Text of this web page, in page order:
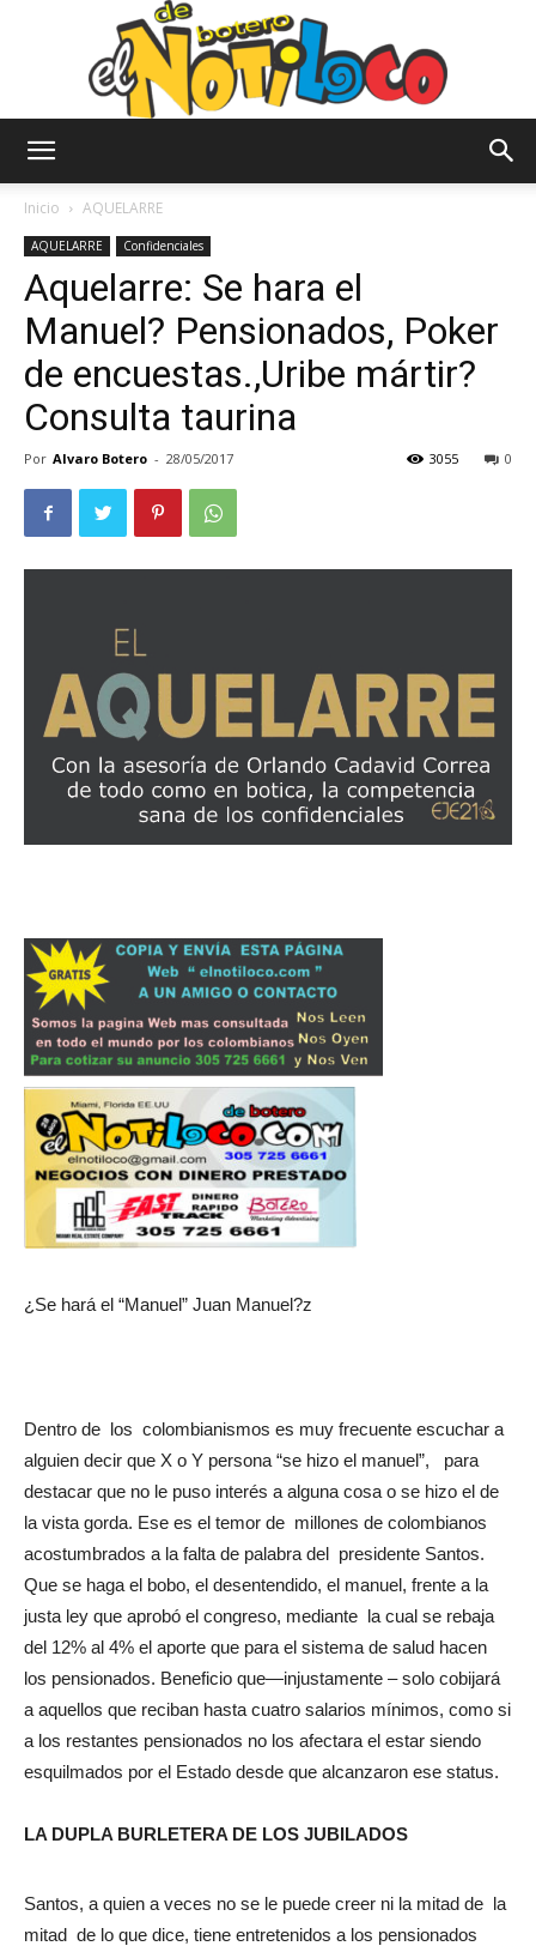
Notiloco
de
Inicio AQUELARRE
AQUELARRE Confidenciales
Aquelarre: Se hara el
Manuel? Pensionados, Poker
de encuestas.,Uribe mártir?
Consulta taurina
Por Alvaro Botero - 28/05/2017 0
3055
¿Se hará el “Manuel” Juan Manuel?z
Dentro de los colombianismos es muy frecuente escuchar a
alguien decir que X o Y persona “se hizo el manuel”, para
destacar que no le puso interés a alguna cosa o se hizo el de
la vista gorda. Ese es el temor de millones de colombianos
acostumbrados a la falta de palabra del presidente Santos.
Que se haga el bobo, el desentendido, el manuel, frente a la
justa ley que aprobó el congreso, mediante la cual se rebaja
del 12% al 4% el aporte que para el sistema de salud hacen
los pensionados. Beneficio que—injustamente – solo cobijará
a aquellos que reciban hasta cuatro salarios mínimos, como si
a los restantes pensionados no los afectara el estar siendo
esquilmados por el Estado desde que alcanzaron ese status.
LA DUPLA BURLETERA DE LOS JUBILADOS
Santos, a quien a veces no se le puede creer ni la mitad de la
mitad de lo que dice, tiene entretenidos a los pensionados